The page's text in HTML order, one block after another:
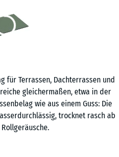
für Terrassen, Dachterrassen und
gleichermaßen, etwa in der
wie aus einem Guss: Die
trocknet rasch ab